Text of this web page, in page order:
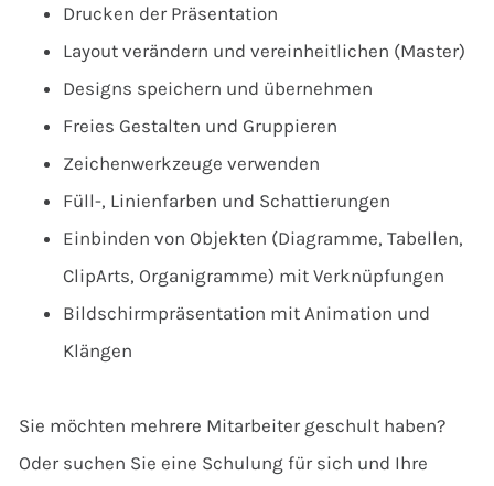
Drucken der Präsentation
Layout verändern und vereinheitlichen (Master)
Designs speichern und übernehmen
Freies Gestalten und Gruppieren
Zeichenwerkzeuge verwenden
Füll-, Linienfarben und Schattierungen
Einbinden von Objekten (Diagramme, Tabellen,
ClipArts, Organigramme) mit Verknüpfungen
Bildschirmpräsentation mit Animation und
Klängen
Sie möchten mehrere Mitarbeiter geschult haben?
Oder suchen Sie eine Schulung für sich und Ihre